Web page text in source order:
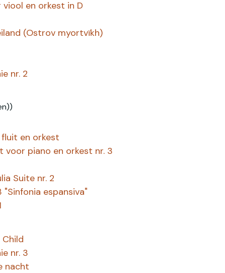
en orkest in D
(Ostrov myortvïkh)
nr. 2
en orkest
voor piano en orkest nr. 3
Suite nr. 2
"Sinfonia espansiva"
Child
nr. 3
nacht